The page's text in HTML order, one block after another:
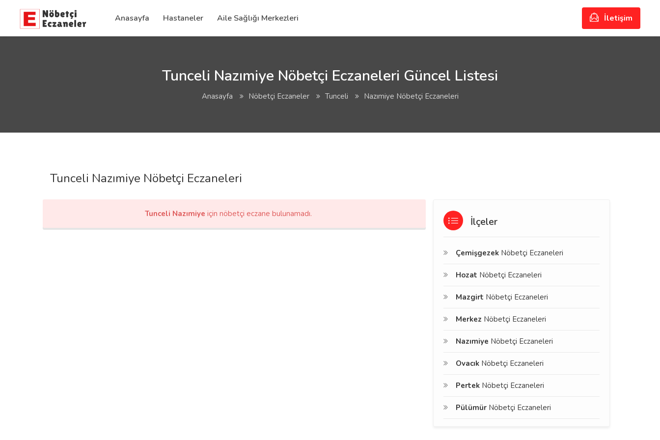
Anasayfa Hastaneler Aile Sağlığı Merkezleri İletişim
Tunceli Nazımiye Nöbetçi Eczaneleri Güncel Listesi
Anasayfa Nöbetçi Eczaneler Tunceli Nazımiye Nöbetçi Eczaneleri
Tunceli Nazımiye Nöbetçi Eczaneleri
Tunceli Nazımiye için nöbetçi eczane bulunamadı.
İlçeler
Çemişgezek Nöbetçi Eczaneleri
Hozat Nöbetçi Eczaneleri
Mazgirt Nöbetçi Eczaneleri
Merkez Nöbetçi Eczaneleri
Nazımiye Nöbetçi Eczaneleri
Ovacık Nöbetçi Eczaneleri
Pertek Nöbetçi Eczaneleri
Pülümür Nöbetçi Eczaneleri